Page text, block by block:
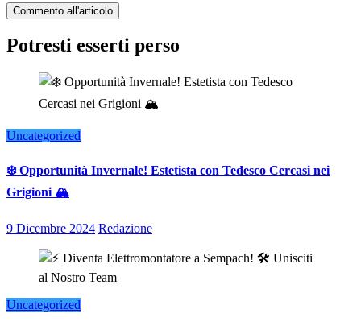
Potresti esserti perso
Uncategorized
❄️ Opportunità Invernale! Estetista con Tedesco Cercasi nei
Grigioni 🏔️
9 Dicembre 2024 Redazione
Uncategorized